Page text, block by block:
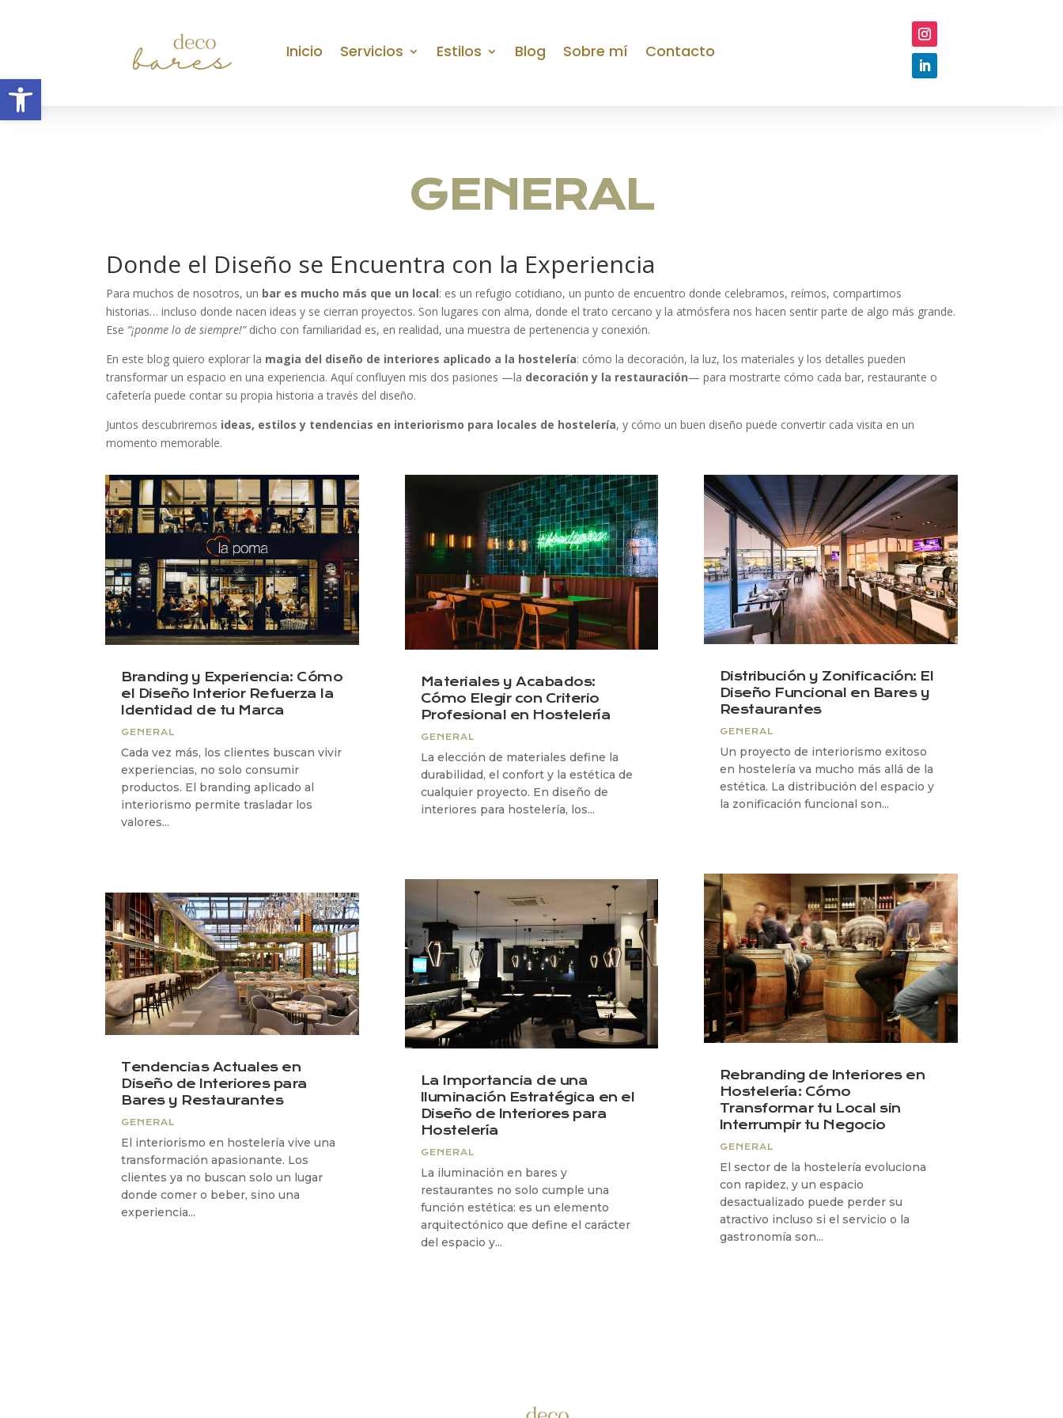
Abrir barra de herramientas
Inicio Servicios Estilos Blog Sobre mí Contacto
GENERAL
Donde el Diseño se Encuentra con la Experiencia
Para muchos de nosotros, un bar es mucho más que un local: es un refugio cotidiano, un punto de encuentro donde celebramos, reímos, compartimos
historias… incluso donde nacen ideas y se cierran proyectos. Son lugares con alma, donde el trato cercano y la atmósfera nos hacen sentir parte de algo más grande.
Ese “¡ponme lo de siempre!”dicho con familiaridad es, en realidad, una muestra de pertenencia y conexión.
En este blog quiero explorar la magia del diseño de interiores aplicado a la hostelería: cómo la decoración, la luz, los materiales y los detalles pueden
transformar un espacio en una experiencia. Aquí confluyen mis dos pasiones —la decoración y la restauración— para mostrarte cómo cada bar, restaurante o
cafetería puede contar su propia historia a través del diseño.
Juntos descubriremos ideas, estilos y tendencias en interiorismo para locales de hostelería, y cómo un buen diseño puede convertir cada visita en un
momento memorable.
Branding y Experiencia: Cómo
el Diseño Interior Refuerza la
Identidad de tu Marca
GENERAL
Cada vez más, los clientes buscan vivir
experiencias, no solo consumir
productos. El branding aplicado al
interiorismo permite trasladar los
valores...
Tendencias Actuales en
Diseño de Interiores para
Bares y Restaurantes
GENERAL
El interiorismo en hostelería vive una
transformación apasionante. Los
clientes ya no buscan solo un lugar
donde comer o beber, sino una
experiencia...
Materiales y Acabados:
Cómo Elegir con Criterio
Profesional en Hostelería
GENERAL
La elección de materiales define la
durabilidad, el confort y la estética de
cualquier proyecto. En diseño de
interiores para hostelería, los...
La Importancia de una
Iluminación Estratégica en el
Diseño de Interiores para
Hostelería
GENERAL
La iluminación en bares y
restaurantes no solo cumple una
función estética: es un elemento
arquitectónico que define el carácter
del espacio y...
Distribución y Zonificación: El
Diseño Funcional en Bares y
Restaurantes
GENERAL
Un proyecto de interiorismo exitoso
en hostelería va mucho más allá de la
estética. La distribución del espacio y
la zonificación funcional son...
Rebranding de Interiores en
Hostelería: Cómo
Transformar tu Local sin
Interrumpir tu Negocio
GENERAL
El sector de la hostelería evoluciona
con rapidez, y un espacio
desactualizado puede perder su
atractivo incluso si el servicio o la
gastronomía son...